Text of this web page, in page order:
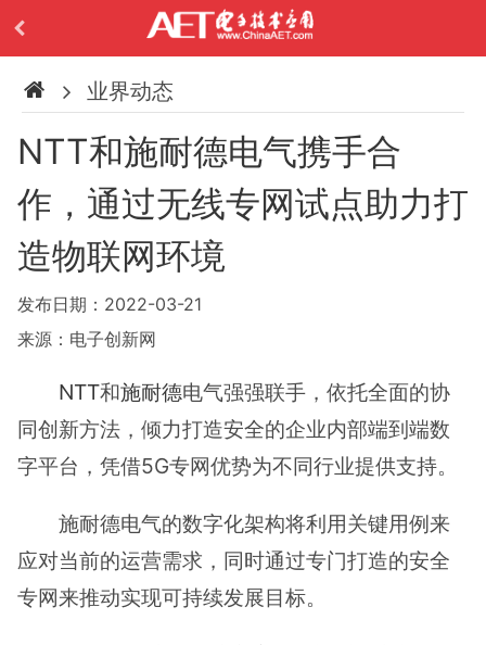
业界动态
NTT和施耐德电气携手合
作，通过无线专网试点助力打
造物联网环境
发布日期：2022-03-21
来源：电子创新网
NTT和施耐德电气强强联手，依托全面的协
同创新方法，倾力打造安全的企业内部端到端数
字平台，凭借5G专网优势为不同行业提供支持。
施耐德电气的数字化架构将利用关键用例来
应对当前的运营需求，同时通过专门打造的安全
专网来推动实现可持续发展目标。